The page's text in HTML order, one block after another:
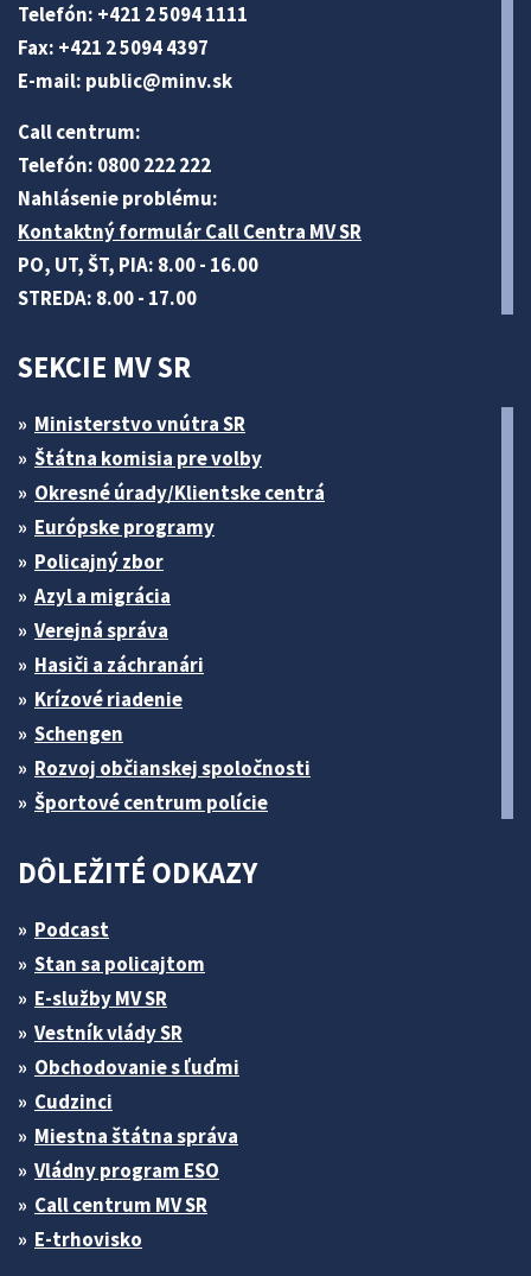
Telefón: +421 2 5094 1111
Fax: +421 2 5094 4397
E-mail: public@minv.sk
Call centrum:
Telefón: 0800 222 222
Nahlásenie problému:
Kontaktný formulár Call Centra MV SR
PO, UT, ŠT, PIA: 8.00 - 16.00
STREDA: 8.00 - 17.00
SEKCIE MV SR
Ministerstvo vnútra SR
Štátna komisia pre volby
Okresné úrady/Klientske centrá
Európske programy
Policajný zbor
Azyl a migrácia
Verejná správa
Hasiči a záchranári
Krízové riadenie
Schengen
Rozvoj občianskej spoločnosti
Športové centrum polície
DÔLEŽITÉ ODKAZY
Podcast
Stan sa policajtom
E-služby MV SR
Vestník vlády SR
Obchodovanie s ľuďmi
Cudzinci
Miestna štátna správa
Vládny program ESO
Call centrum MV SR
E-trhovisko